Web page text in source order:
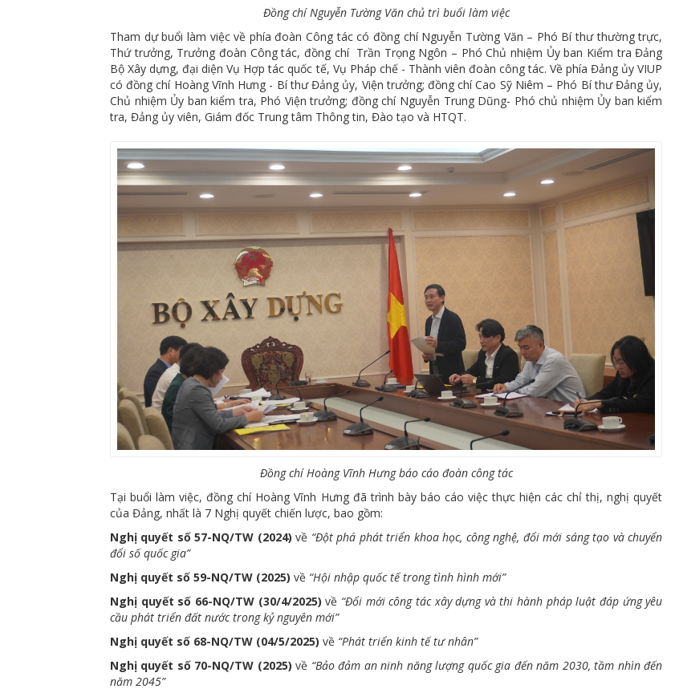
Đồng chí Nguyễn Tường Văn chủ trì buổi làm việc
Tham dự buổi làm việc về phía đoàn Công tác có đồng chí Nguyễn Tường Văn – Phó Bí thư thường trực,
Thứ trưởng, Trưởng đoàn Công tác, đồng chí Trần Trọng Ngôn – Phó Chủ nhiệm Ủy ban Kiểm tra Đảng
Bộ Xây dựng, đại diện Vụ Hợp tác quốc tế, Vụ Pháp chế - Thành viên đoàn công tác. Về phía Đảng ủy VIUP
có đồng chí Hoàng Vĩnh Hưng - Bí thư Đảng ủy, Viện trưởng; đồng chí Cao Sỹ Niêm – Phó Bí thư Đảng ủy,
Chủ nhiệm Ủy ban kiểm tra, Phó Viện trưởng; đồng chí Nguyễn Trung Dũng- Phó chủ nhiệm Ủy ban kiểm
tra, Đảng ủy viên, Giám đốc Trung tâm Thông tin, Đào tạo và HTQT.
Đồng chí Hoàng Vĩnh Hưng báo cáo đoàn công tác
Tại buổi làm việc, đồng chí Hoàng Vĩnh Hưng đã trình bày báo cáo việc thực hiện các chỉ thị, nghị quyết
của Đảng, nhất là 7 Nghị quyết chiến lược, bao gồm:
Nghị quyết số 57-NQ/TW (2024) về “Đột phá phát triển khoa học, công nghệ, đổi mới sáng tạo và chuyển
đổi số quốc gia”
Nghị quyết số 59-NQ/TW (2025) về “Hội nhập quốc tế trong tình hình mới”
Nghị quyết số 66-NQ/TW (30/4/2025) về “Đổi mới công tác xây dựng và thi hành pháp luật đáp ứng yêu
cầu phát triển đất nước trong kỷ nguyên mới”
Nghị quyết số 68-NQ/TW (04/5/2025) về “Phát triển kinh tế tư nhân”
Nghị quyết số 70-NQ/TW (2025) về “Bảo đảm an ninh năng lượng quốc gia đến năm 2030, tầm nhìn đến
năm 2045”